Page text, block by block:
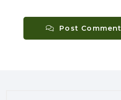
Post Comment